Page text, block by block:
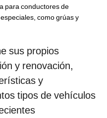
para conductores de
como grúas y
sus propios
y renovación,
y
tipos de vehículos